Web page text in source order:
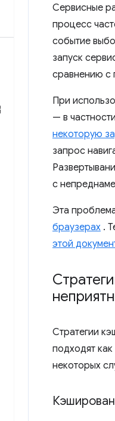
Сервисные
процесс
событие
запуск
сравнению с
При
— в
некоторую
запрос
с
Эта
браузерах .
этой
Стратегии
подходят
некоторых